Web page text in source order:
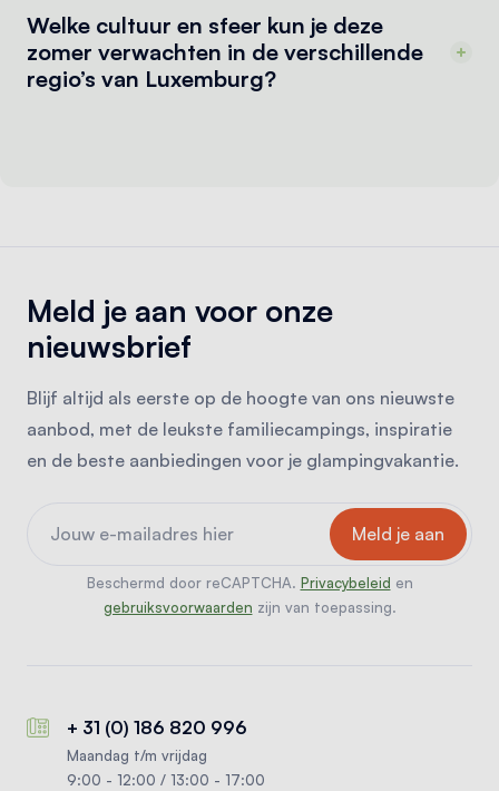
Welke cultuur en sfeer kun je deze
zomer verwachten in de verschillende
regio’s van Luxemburg?
Meld je aan voor onze
nieuwsbrief
Blijf altijd als eerste op de hoogte van ons nieuwste
aanbod, met de leukste familiecampings, inspiratie
en de beste aanbiedingen voor je glampingvakantie.
Beschermd door reCAPTCHA. Privacybeleid en
gebruiksvoorwaarden zijn van toepassing.
+ 31 (0) 186 820 996
Maandag t/m vrijdag
9:00 - 12:00 / 13:00 - 17:00